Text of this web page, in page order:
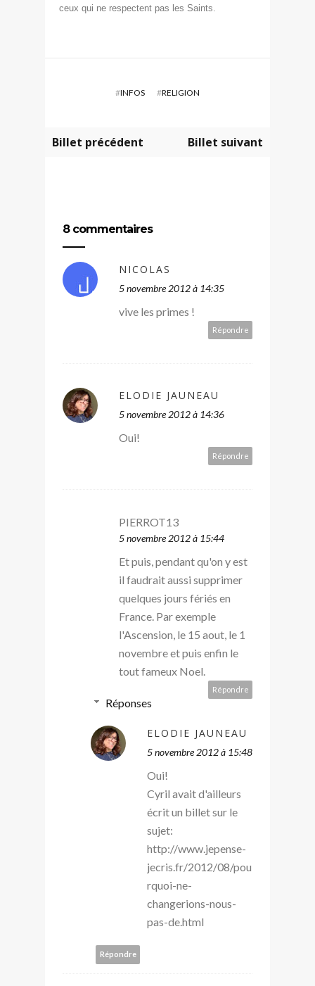
ceux qui ne respectent pas les Saints.
#INFOS #RELIGION
Billet précédent Billet suivant
8 commentaires
NICOLAS
5 novembre 2012 à 14:35
vive les primes !
Répondre
ELODIE JAUNEAU
5 novembre 2012 à 14:36
Oui!
Répondre
PIERROT13
5 novembre 2012 à 15:44
Et puis, pendant qu'on y est
il faudrait aussi supprimer
quelques jours fériés en
France. Par exemple
l'Ascension, le 15 aout, le 1
novembre et puis enfin le
tout fameux Noel.
Répondre
Réponses
ELODIE JAUNEAU
5 novembre 2012 à 15:48
Oui!
Cyril avait d'ailleurs
écrit un billet sur le
sujet:
http://www.jepense-
jecris.fr/2012/08/pou
rquoi-ne-
changerions-nous-
pas-de.html
Répondre